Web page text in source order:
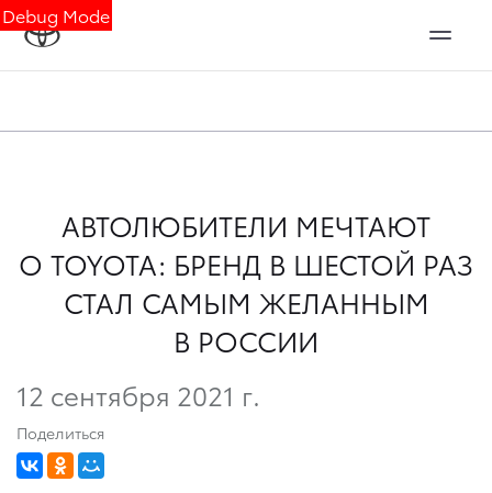
Debug Mode
АВТОЛЮБИТЕЛИ МЕЧТАЮТ
О TOYOTA: БРЕНД В ШЕСТОЙ РАЗ
СТАЛ САМЫМ ЖЕЛАННЫМ
В РОССИИ
12 сентября 2021 г.
Поделиться